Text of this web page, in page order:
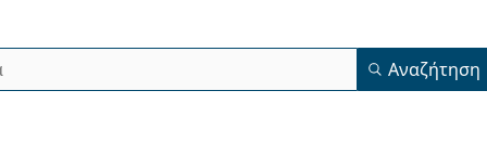
Αναζήτηση